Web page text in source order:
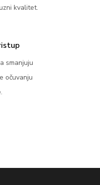
kvalitet.
smanjuju
očuvanju